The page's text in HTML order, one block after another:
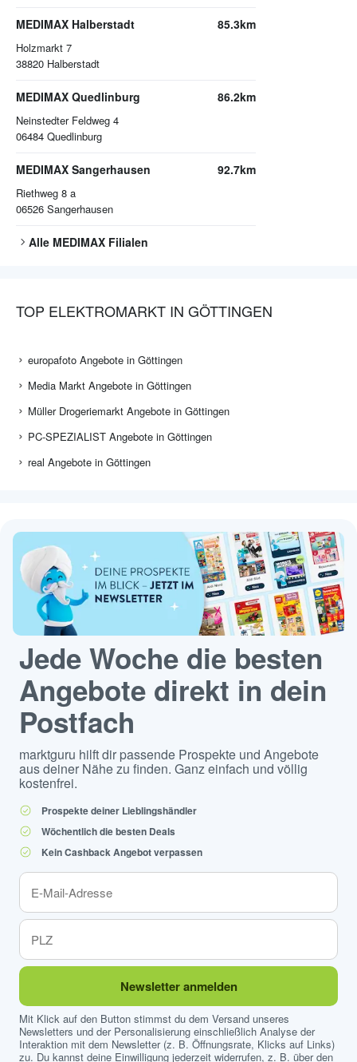
MEDIMAX Halberstadt
Holzmarkt 7
38820 Halberstadt
85.3km
MEDIMAX Quedlinburg
Neinstedter Feldweg 4
06484 Quedlinburg
86.2km
MEDIMAX Sangerhausen
Riethweg 8 a
06526 Sangerhausen
92.7km
Alle MEDIMAX Filialen
TOP ELEKTROMARKT IN GÖTTINGEN
europafoto Angebote in Göttingen
Media Markt Angebote in Göttingen
Müller Drogeriemarkt Angebote in Göttingen
PC-SPEZIALIST Angebote in Göttingen
real Angebote in Göttingen
Jede Woche die besten
Angebote direkt in dein
Postfach
marktguru hilft dir passende Prospekte und Angebote
aus deiner Nähe zu finden. Ganz einfach und völlig
kostenfrei.
Prospekte deiner Lieblingshändler
Wöchentlich die besten Deals
Kein Cashback Angebot verpassen
Newsletter anmelden
Mit Klick auf den Button stimmst du dem Versand unseres
Newsletters und der Personalisierung einschließlich Analyse der
Interaktion mit dem Newsletter (z. B. Öffnungsrate, Klicks auf Links)
zu. Du kannst deine Einwilligung jederzeit widerrufen, z. B. über den